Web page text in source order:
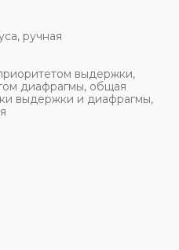
ручная
выдержки,
диафрагмы, общая
выдержки и диафрагмы,